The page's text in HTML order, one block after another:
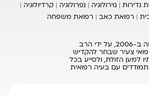
נדירות נוירולוגיה נפרולוגיה
קרדיולוגיה
רפואת כאב רפואת משפחה
עמותת אשכולות הוקמה ב-2006, על ידי הרב
צעיר שבחר להקדיש
למען הזולת, ולסייע בכל
עם בעיה רפואית